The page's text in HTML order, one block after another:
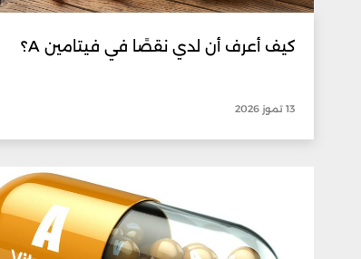
كيف أعرف أن لدي نقصًا في فيتامين A؟
13 تموز 2026